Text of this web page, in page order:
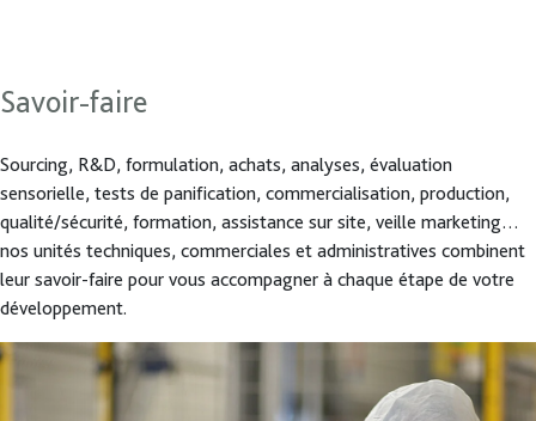
Savoir-faire
Sourcing, R&D, formulation, achats, analyses, évaluation
sensorielle, tests de panification, commercialisation, production,
qualité/sécurité, formation, assistance sur site, veille marketing…
nos unités techniques, commerciales et administratives combinent
leur savoir-faire pour vous accompagner à chaque étape de votre
développement.